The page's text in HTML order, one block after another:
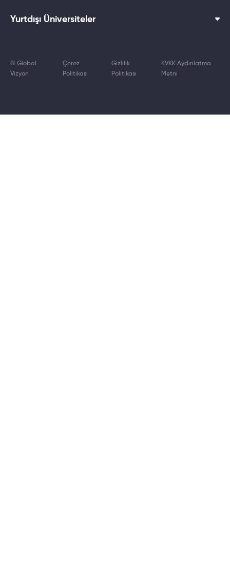
Yurtdışı Üniversiteler
© Global
Vizyon
Çerez
Politikası
Gizlilik
Politikası
KVKK Aydınlatma
Metni